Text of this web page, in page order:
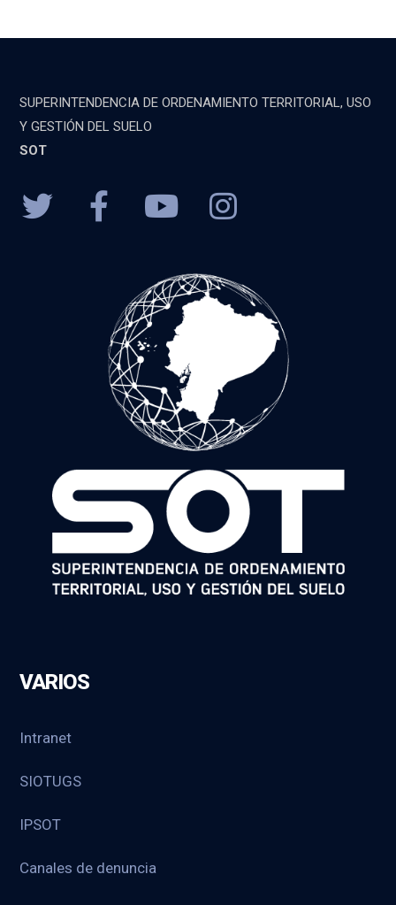
SUPERINTENDENCIA DE ORDENAMIENTO TERRITORIAL, USO
Y GESTIÓN DEL SUELO
SOT
VARIOS
Intranet
SIOTUGS
IPSOT
Canales de denuncia